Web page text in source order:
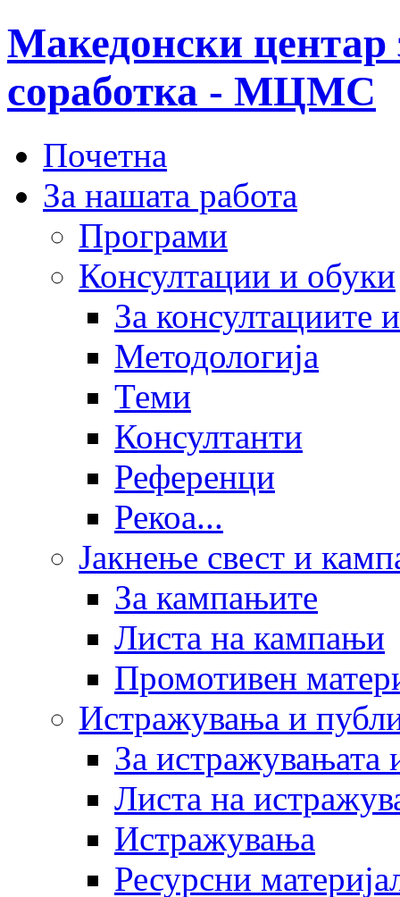
Македонски центар
соработка - МЦМС
Почетна
За нашата работа
Програми
Консултации и обуки
За консултациите
Методологија
Теми
Консултанти
Референци
Рекоа...
Јакнење свест и
За кампањите
Листа на кампањи
Промотивен
Истражувања и
За истражувањата
Листа на
Истражувања
Ресурсни